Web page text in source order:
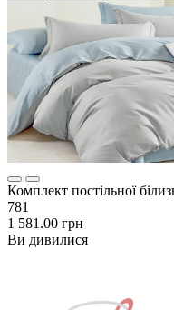
Комплект постільної
781
1 581.00 грн
Ви дивилися